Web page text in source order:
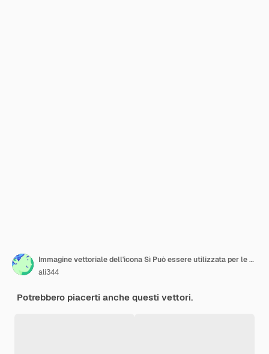
Immagine vettoriale dell'icona Sì Può essere utilizzata per le proteste e la disobbedienza civile
ali344
Potrebbero piacerti anche questi vettori.